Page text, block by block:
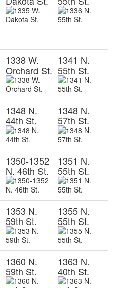
1338 W.
Orchard St.
1341 N.
55th St.
1348 N.
44th St.
1348 N.
57th St.
1350-1352
N. 46th St.
1351 N.
55th St.
1353 N.
59th St.
1355 N.
55th St.
1360 N.
59th St.
1363 N.
40th St.